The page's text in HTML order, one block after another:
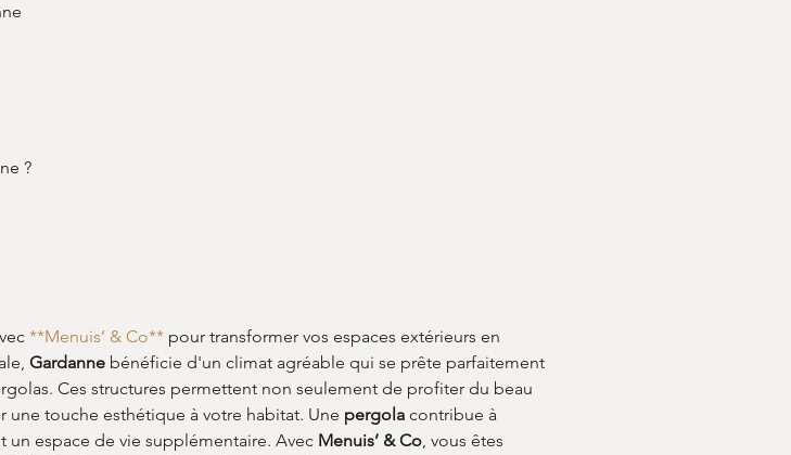
?
**Menuis’ & Co** pour transformer vos espaces extérieurs en
Gardanne bénéficie d'un climat agréable qui se prête parfaitement
Ces structures permettent non seulement de profiter du beau
touche esthétique à votre habitat. Une pergola contribue à
espace de vie supplémentaire. Avec Menuis’ & Co, vous êtes